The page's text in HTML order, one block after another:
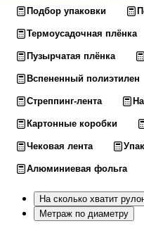
Подбор упаковки
Термоусадочная плёнка
Пузырчатая плёнка
Вспененный полиэтилен
Стреппинг-лента
Картонные коробки
Чековая лента
Алюминиевая фольга
На сколько хватит
Метраж по диаметру